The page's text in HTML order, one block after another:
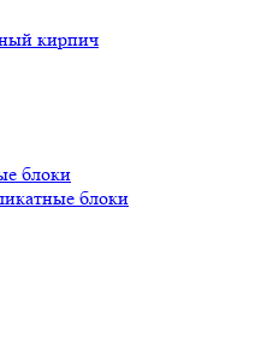
кирпич
блоки
блоки